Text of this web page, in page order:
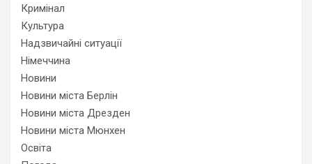
Кримінал
Культура
Надзвичайні ситуації
Німеччина
Новини
Новини міста Берлін
Новини міста Дрезден
Новини міста Мюнхен
Освіта